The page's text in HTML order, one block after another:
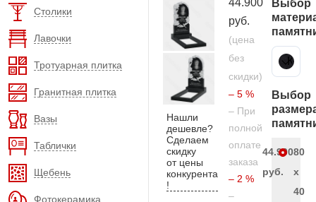
Столики
Лавочки
Тротуарная плитка
Гранитная плитка
Вазы
Таблички
Щебень
Фотокерамика
Нашли
дешевле?
Сделаем
скидку
от цены
конкурента
!
44.900
руб.
(цена
без
скидки)
– 5 %
– При
полной
оплате
заказа
– 2 %
–
Выбор
Карельский гранит
Выбор
44.900
руб.
80
x
40